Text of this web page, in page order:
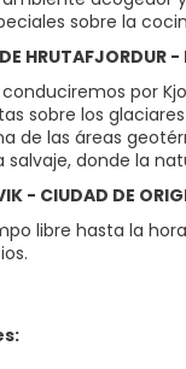
sobre la
HRUTAFJORDUR
por
sobre los
de las áreas
donde la
- CIUDAD DE
libre hasta la